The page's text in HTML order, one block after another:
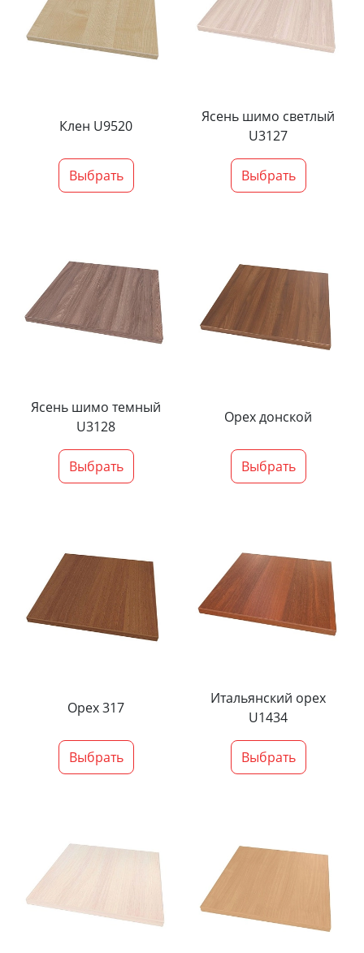
Клен U9520
Выбрать
Ясень шимо светлый
U3127
Выбрать
Ясень шимо темный
U3128
Выбрать
Орех донской
Выбрать
Орех 317
Выбрать
Итальянский орех
U1434
Выбрать